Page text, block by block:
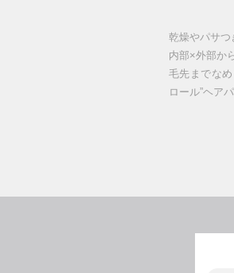
乾燥やパサつ
内部×外部か
毛先までな
ロール”ヘアパ